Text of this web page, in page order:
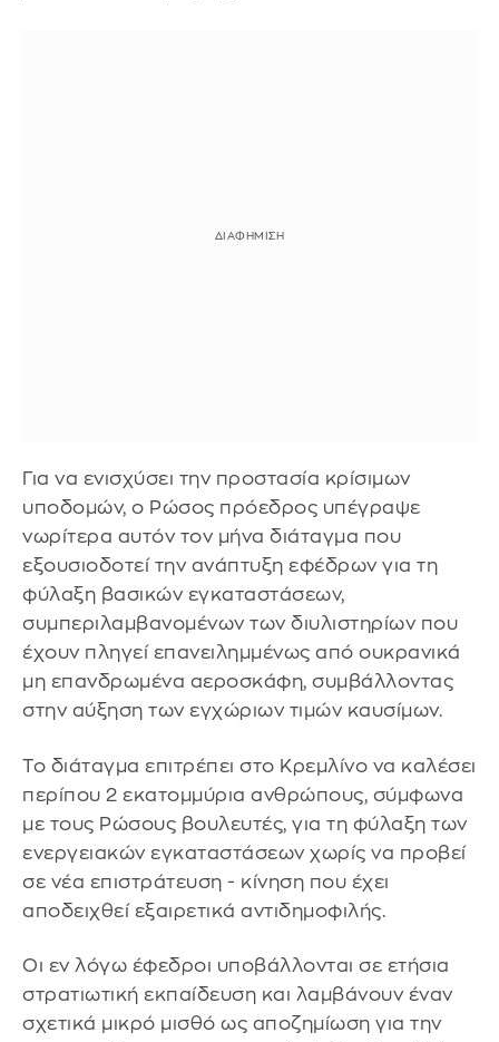
Για να ενισχύσει την προστασία κρίσιμων
υποδομών, ο Ρώσος πρόεδρος υπέγραψε
νωρίτερα αυτόν τον μήνα διάταγμα που
εξουσιοδοτεί την ανάπτυξη εφέδρων για τη
φύλαξη βασικών εγκαταστάσεων,
συμπεριλαμβανομένων των διυλιστηρίων που
έχουν πληγεί επανειλημμένως από ουκρανικά
μη επανδρωμένα αεροσκάφη, συμβάλλοντας
στην αύξηση των εγχώριων τιμών καυσίμων.
Το διάταγμα επιτρέπει στο Κρεμλίνο να καλέσει
περίπου 2 εκατομμύρια ανθρώπους, σύμφωνα
με τους Ρώσους βουλευτές, για τη φύλαξη των
ενεργειακών εγκαταστάσεων χωρίς να προβεί
σε νέα επιστράτευση - κίνηση που έχει
αποδειχθεί εξαιρετικά αντιδημοφιλής.
Οι εν λόγω έφεδροι υποβάλλονται σε ετήσια
στρατιωτική εκπαίδευση και λαμβάνουν έναν
σχετικά μικρό μισθό ως αποζημίωση για την